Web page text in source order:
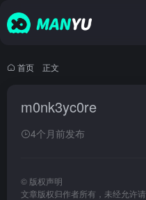
首页 正文
m0nk3yc0re
4个月前发布
© 版权声明
文章版权归作者所有，未经允许请